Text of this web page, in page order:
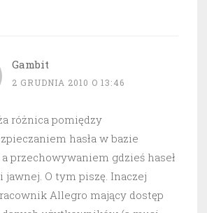
Gambit
2 GRUDNIA 2010 O 13:46
różnica pomiędzy
hasła w bazie
a przechowywaniem gdzieś haseł
jawnej. O tym piszę. Inaczej
Allegro mający dostęp